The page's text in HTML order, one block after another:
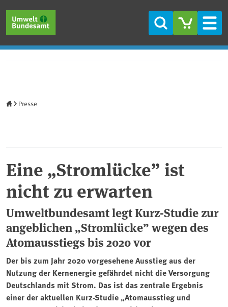
Suche
Presse
Eine „Stromlücke” ist
nicht zu erwarten
Umweltbundesamt legt Kurz-Studie zur
angeblichen „Stromlücke” wegen des
Atomausstiegs bis 2020 vor
Der bis zum Jahr 2020 vorgesehene Ausstieg aus der
Nutzung der Kernenergie gefährdet nicht die Versorgung
Deutschlands mit Strom. Das ist das zentrale Ergebnis
einer der aktuellen Kurz-Studie „Atomausstieg und